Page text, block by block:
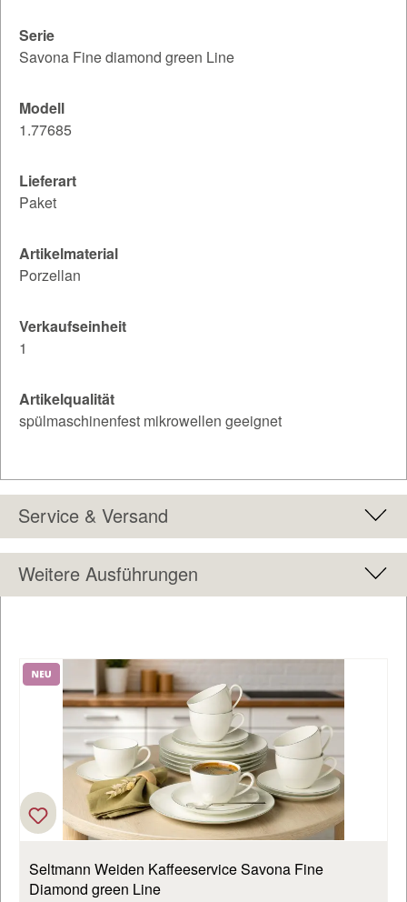
Serie
Savona Fine diamond green Line
Modell
1.77685
Lieferart
Paket
Artikelmaterial
Porzellan
Verkaufseinheit
1
Artikelqualität
spülmaschinenfest mikrowellen geeignet
Service & Versand
Weitere Ausführungen
Seltmann Weiden Kaffeeservice Savona Fine
Diamond green Line